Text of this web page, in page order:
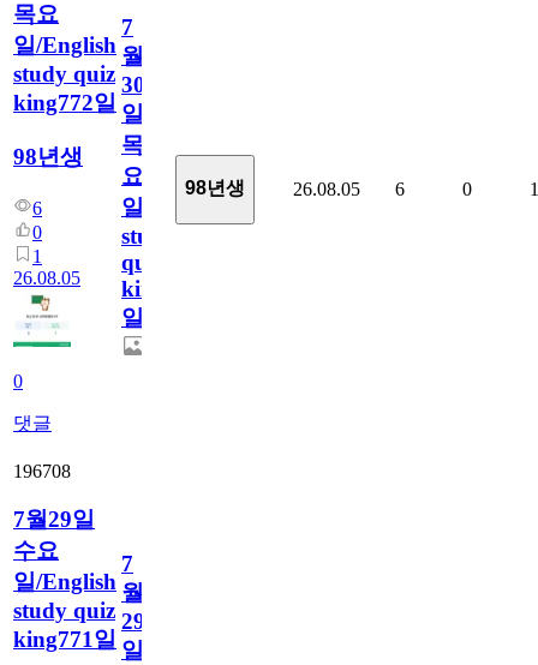
목요
일/English
study quiz
king772일
98년생
6
0
1
26.08.05
0
댓글
7
월
30
일
목
요
일/English
study
quiz
king772
일
98년생 26.08.05 6 0 1
196708
7월29일
수요
일/English
study quiz
king771일
7
월
29
일